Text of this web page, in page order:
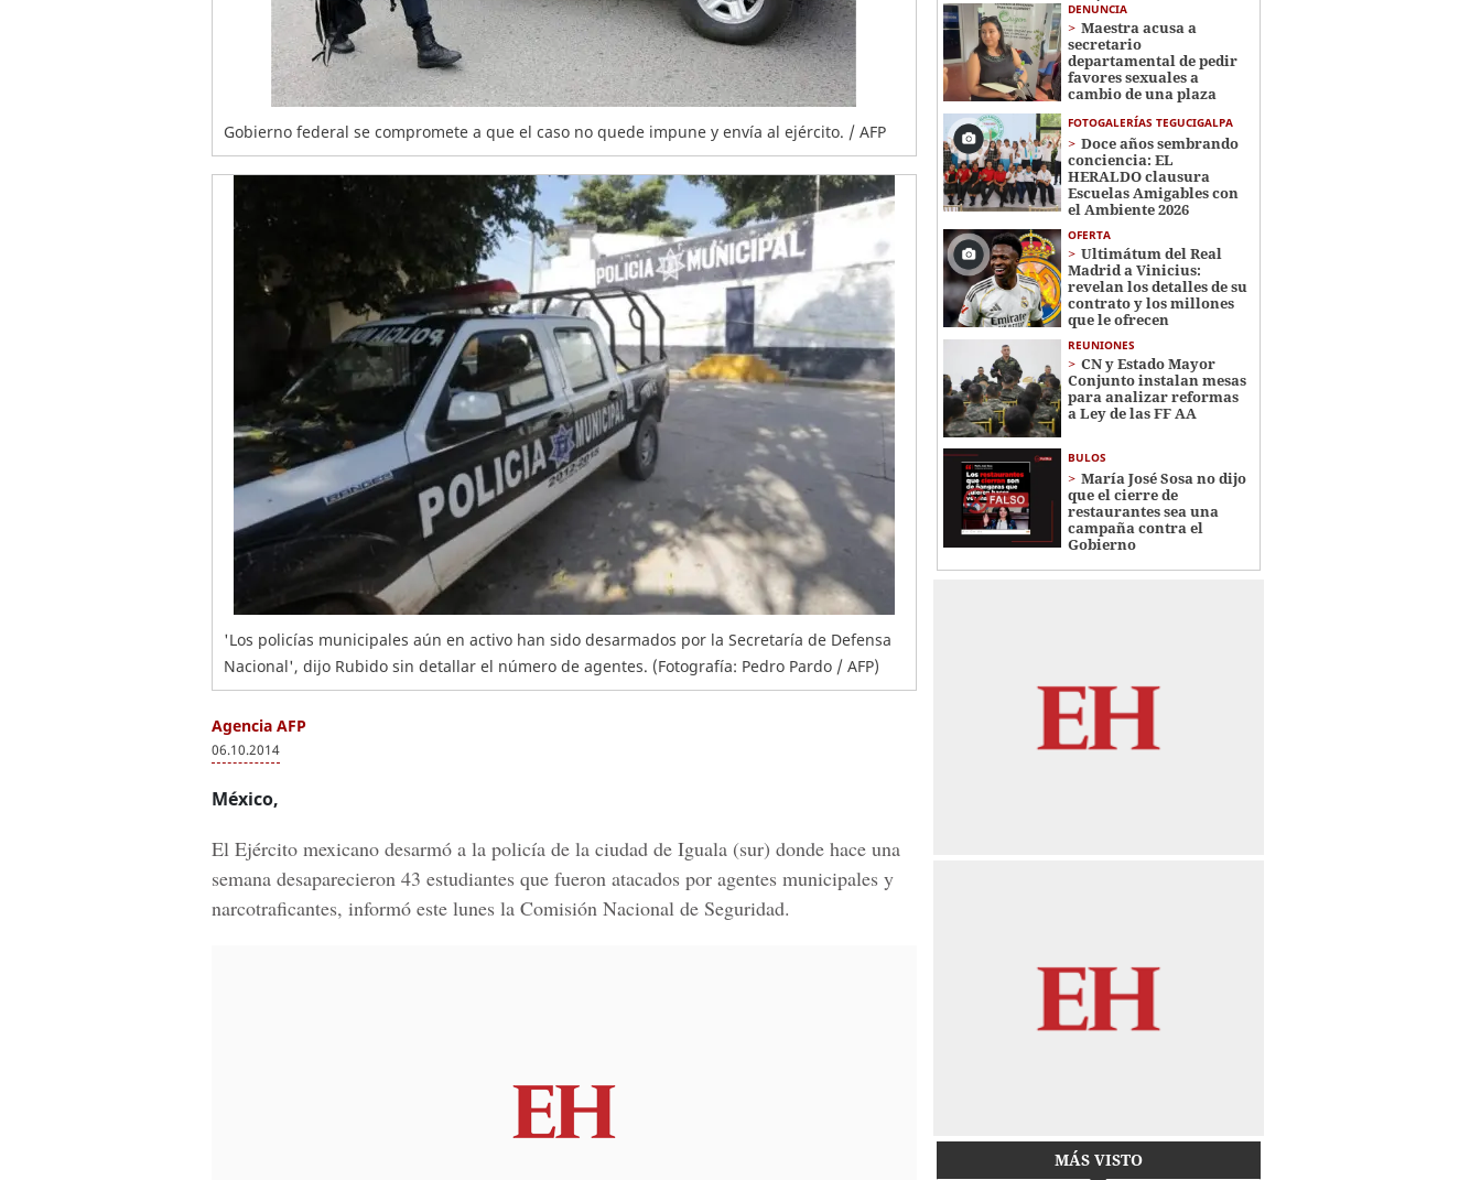
Gobierno federal se compromete a que el caso no quede impune y envía al ejército. / AFP
'Los policías municipales aún en activo han sido desarmados por la Secretaría de Defensa
Nacional', dijo Rubido sin detallar el número de agentes. (Fotografía: Pedro Pardo / AFP)
Agencia AFP
06.10.2014
México,
El Ejército mexicano desarmó a la policía de la ciudad de Iguala (sur) donde hace una
semana desaparecieron 43 estudiantes que fueron atacados por agentes municipales y
narcotraficantes, informó este lunes la Comisión Nacional de Seguridad.
DENUNCIA
Maestra acusa a
secretario
departamental de pedir
favores sexuales a
cambio de una plaza
FOTOGALERÍAS TEGUCIGALPA
Doce años sembrando
conciencia: EL
HERALDO clausura
Escuelas Amigables con
el Ambiente 2026
OFERTA
Ultimátum del Real
Madrid a Vinicius:
revelan los detalles de su
contrato y los millones
que le ofrecen
REUNIONES
CN y Estado Mayor
Conjunto instalan mesas
para analizar reformas
a Ley de las FF AA
BULOS
María José Sosa no dijo
que el cierre de
restaurantes sea una
campaña contra el
Gobierno
MÁS VISTO